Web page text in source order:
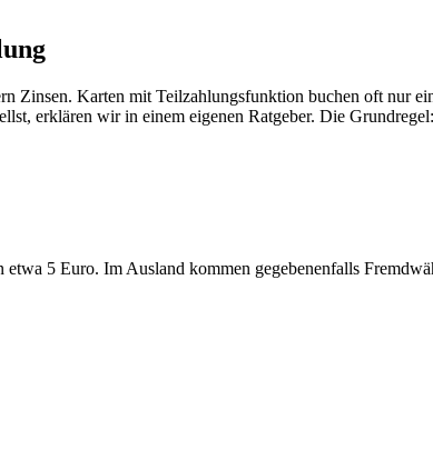
Zinsen. Karten mit Teilzahlungsfunktion buchen oft nur
erklären wir in einem eigenen Ratgeber. Die
5 Euro. Im Ausland kommen gegebenenfalls